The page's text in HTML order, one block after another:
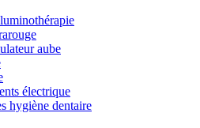
aube
électrique
hygiène dentaire